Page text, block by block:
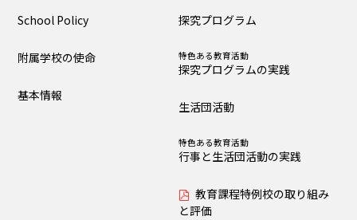
探究プログラムの実践
生活団活動
行事と生活団活動の実践
School Policy
附属学校の使命
基本情報
探究プログラム
特色ある教育活動
探究プログラムの実践
生活団活動
特色ある教育活動
行事と生活団活動の実践
教育課程特例校の取り組み
と評価